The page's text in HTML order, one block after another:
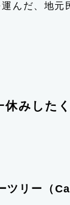
んだ、地元
休みした
ツリー（